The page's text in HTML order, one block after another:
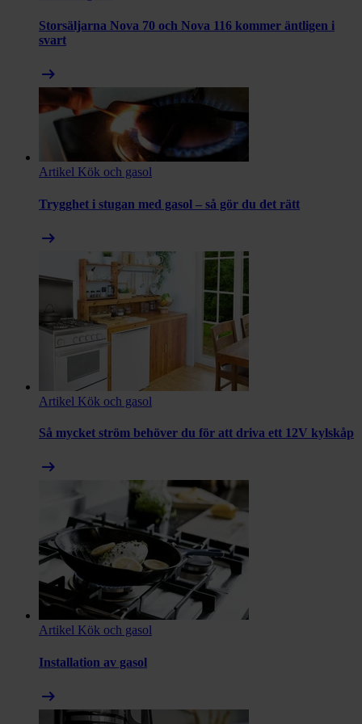
Storsäljarna Nova 70 och Nova 116 kommer äntligen i
svart
arrow_right_alt
Artikel Kök och gasol
Trygghet i stugan med gasol – så gör du det rätt
arrow_right_alt
Artikel Kök och gasol
Så mycket ström behöver du för att driva ett 12V kylskåp
arrow_right_alt
Artikel Kök och gasol
Installation av gasol
arrow_right_alt